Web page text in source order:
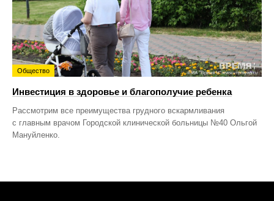
Общество
Инвестиция в здоровье и благополучие ребенка
Рассмотрим все преимущества грудного вскармливания
с главным врачом Городской клинической больницы №40 Ольгой
Мануйленко.